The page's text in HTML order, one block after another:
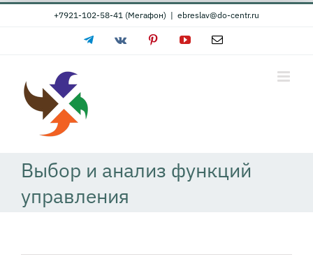
Skip
+7921-102-58-41 (Мегафон) | ebreslav@do-centr.ru
TelegramVk PinterestYouTubeEmail
Выбор и анализ функций
управления